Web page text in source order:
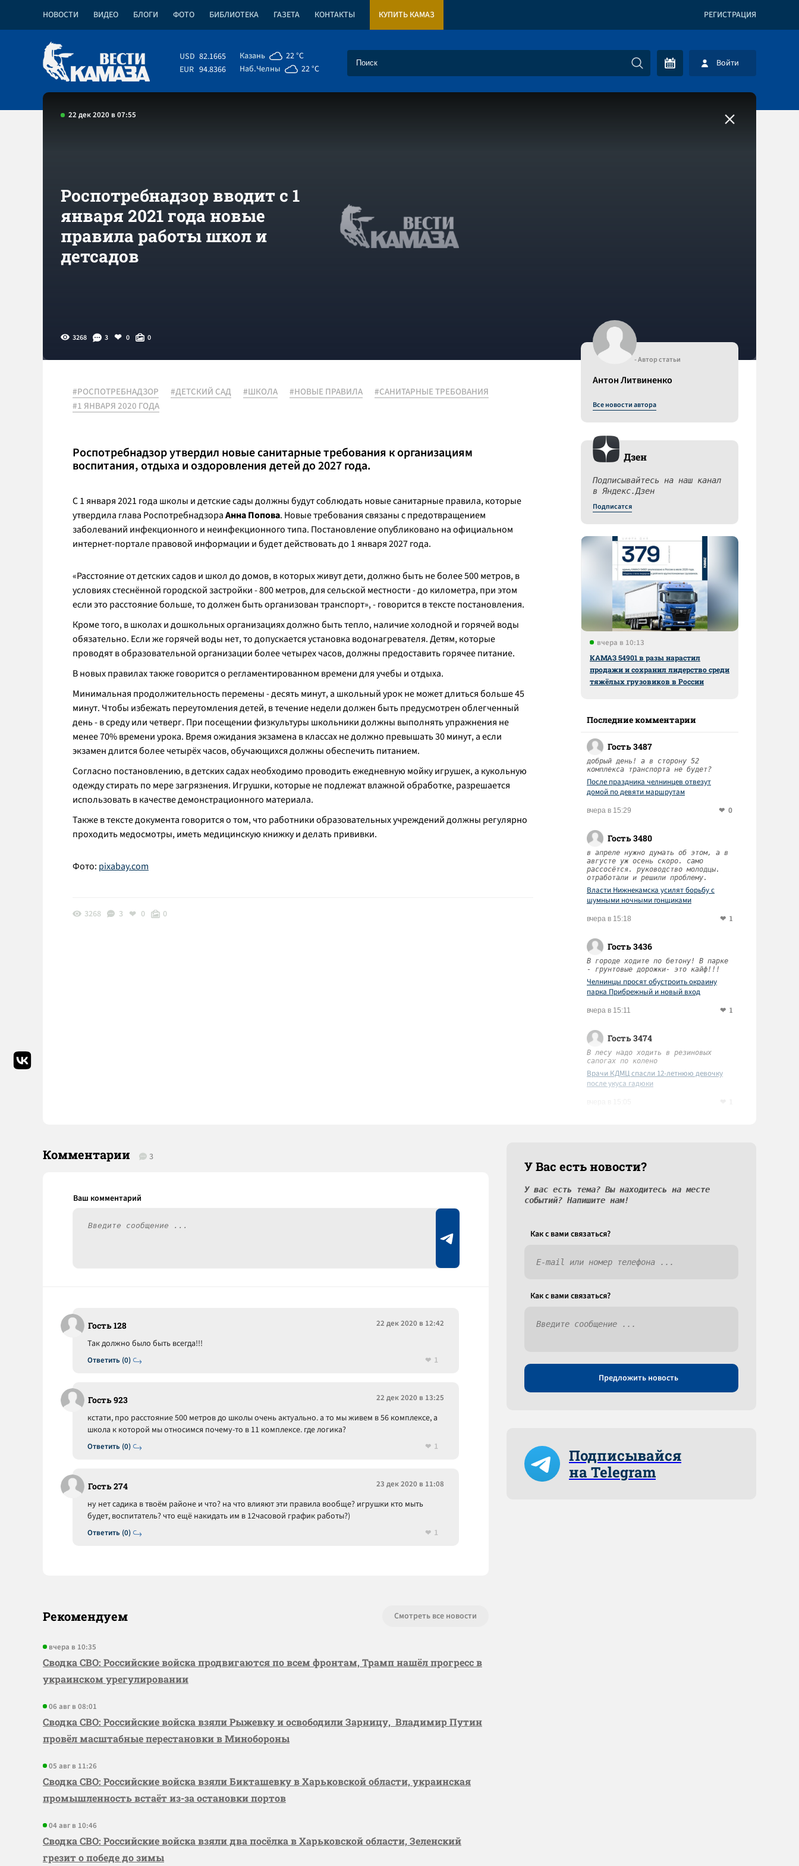
НОВОСТИ ВИДЕО БЛОГИ ФОТО БИБЛИОТЕКА ГАЗЕТА КОНТАКТЫ КУПИТЬ КАМАЗ РЕГИСТРАЦИЯ
USD 82.1665
EUR 94.8366
Казань
22 °C
Наб.Челны
22 °C Войти
22 дек 2020 в 07:55
Роспотребнадзор вводит с 1
января 2021 года новые
правила работы школ и
детсадов
3268 3 0 0
#РОСПОТРЕБНАДЗОР #ДЕТСКИЙ САД #ШКОЛА #НОВЫЕ ПРАВИЛА
#САНИТАРНЫЕ ТРЕБОВАНИЯ
#1 ЯНВАРЯ 2020 ГОДА
Роспотребнадзор утвердил новые санитарные требования к организациям
воспитания, отдыха и оздоровления детей до 2027 года.
С 1 января 2021 года школы и детские сады должны будут соблюдать новые санитарные правила, которые
утвердила глава РоспотребнадзораАнна Попова. Новые требования связаны с предотвращением
заболеваний инфекционного и неинфекционного типа. Постановление опубликовано на официальном
интернет-портале правовой информации и будет действовать до 1 января 2027 года.
«Расстояние от детских садов и школ до домов, в которых живут дети, должно быть не более 500 метров, в
условиях стеснённой городской застройки - 800 метров, для сельской местности - до километра, при этом
если это расстояние больше, то должен быть организован транспорт», - говорится в тексте постановления.
Кроме того, в школах и дошкольных организациях должно быть тепло, наличие холодной и горячей воды
обязательно. Если же горячей воды нет, то допускается установка водонагревателя. Детям, которые
проводят в образовательной организации более четырех часов, должны предоставить горячее питание.
В новых правилах также говорится о регламентированном времени для учебы и отдыха.
Минимальная продолжительность перемены - десять минут, а школьный урок не может длиться больше 45
минут. Чтобы избежать переутомления детей, в течение недели должен быть предусмотрен облегченный
день - в среду или четверг. При посещении физкультуры школьники должны выполнять упражнения не
менее 70% времени урока. Время ожидания экзамена в классах не должно превышать 30 минут, а если
экзамен длится более четырёх часов, обучающихся должны обеспечить питанием.
Согласно постановлению, в детских садах необходимо проводить ежедневную мойку игрушек, а кукольную
одежду стирать по мере загрязнения. Игрушки, которые не подлежат влажной обработке, разрешается
использовать в качестве демонстрационного материала.
Также в тексте документа говорится о том, что работники образовательных учреждений должны регулярно
проходить медосмотры, иметь медицинскую книжку и делать прививки.
Фото: pixabay.com
3268 3 0 0
- Автор статьи
Антон Литвиненко
Все новости автора
Дзен
Подписывайтесь на наш канал
в Яндекс.Дзен
Подписатся
вчера в 10:13
КАМАЗ 54901 в разы нарастил
продажи и сохранил лидерство среди
тяжёлых грузовиков в России
Последние комментарии
Гость 3487
добрый день! а в сторону 52
комплекса транспорта не будет?
После праздника челнинцев отвезут
домой по девяти маршрутам
вчера в 15:29 0
Гость 3480
в апреле нужно думать об этом, а в
августе уж осень скоро. само
рассосётся. руководство молодцы.
отработали и решили проблему.
Власти Нижнекамска усилят борьбу с
шумными ночными гонщиками
вчера в 15:18 1
Гость 3436
В городе ходите по бетону! В парке
- грунтовые дорожки- это кайф!!!
Челнинцы просят обустроить окраину
парка Прибрежный и новый вход
вчера в 15:11 1
Гость 3474
В лесу надо ходить в резиновых
сапогах по колено
Врачи КДМЦ спасли 12-летнюю девочку
после укуса гадюки
Комментарии 3
Гость 128 22 дек 2020 в 12:42
Ответить (0)
Так должно было быть всегда!!!
1
Гость 923 22 дек 2020 в 13:25
Ответить (0)
кстати, про расстояние 500 метров до школы очень актуально. а то мы живем в 56 комплексе, а
школа к которой мы относимся почему-то в 11 комплексе. где логика?
1
Гость 274 23 дек 2020 в 11:08
Ответить (0)
ну нет садика в твоём районе и что? на что влияют эти правила вообще? игрушки кто мыть
будет, воспитатель? что ещё накидать им в 12часовой график работы?)
1
Рекомендуем Смотреть все новости
вчера в 10:35
Сводка СВО: Российские войска продвигаются по всем фронтам, Трамп нашёл прогресс в
украинском урегулировании
06 авг в 08:01
Сводка СВО: Российские войска взяли Рыжевку и освободили Зарницу, Владимир Путин
провёл масштабные перестановки в Минобороны
05 авг в 11:26
Сводка СВО: Российские войска взяли Бикташевку в Харьковской области, украинская
промышленность встаёт из-за остановки портов
04 авг в 10:46
Сводка СВО: Российские войска взяли два посёлка в Харьковской области, Зеленский
грезит о победе до зимы
У Вас есть новости?
У вас есть тема? Вы находитесь на месте
событий? Напишите нам!
Как c вами связаться?
Как c вами связаться?
Предложить новость
Подписывайся
на Telegram